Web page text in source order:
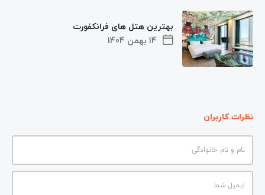
14 بهمن 1404
بهترین هتل ‌های فرانکفورت
نظرات کاربران